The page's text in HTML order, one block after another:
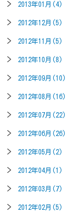
2013年01月(4)
2012年12月(5)
2012年11月(5)
2012年10月(8)
2012年09月(10)
2012年08月(16)
2012年07月(22)
2012年06月(26)
2012年05月(2)
2012年04月(1)
2012年03月(7)
2012年02月(5)